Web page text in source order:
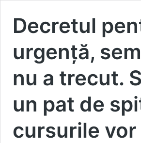
Decretul
urgență,
nu a trecut.
un pat de
cursurile